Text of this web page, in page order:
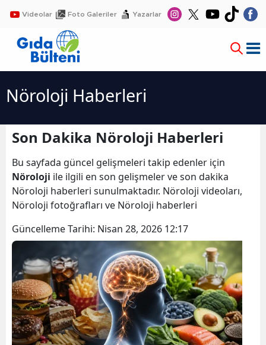
Videolar Foto Galeriler Yazarlar
Nöroloji Haberleri
Son Dakika Nöroloji Haberleri
Bu sayfada güncel gelişmeleri takip edenler için
Nöroloji ile ilgili en son gelişmeler ve son dakika
Nöroloji haberleri sunulmaktadır. Nöroloji videoları,
Nöroloji fotoğrafları ve Nöroloji haberleri
Güncelleme Tarihi: Nisan 28, 2026 12:17